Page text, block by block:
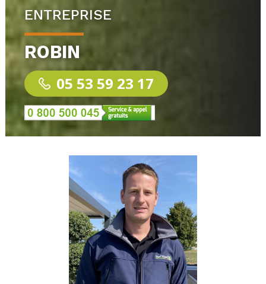
ENTREPRISE
ROBIN
05 53 59 23 17